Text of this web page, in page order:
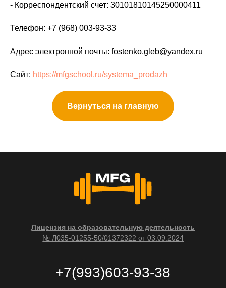
- Корреспондентский счет: 30101810145250000411
Телефон: +7 (968) 003-93-33
Адрес электронной почты: fostenko.gleb@yandex.ru
Сайт: https://mfgschool.ru/systema_prodazh
Вернуться на главную